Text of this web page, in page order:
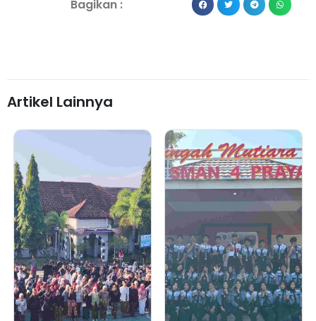
Bagikan :
Artikel Lainnya